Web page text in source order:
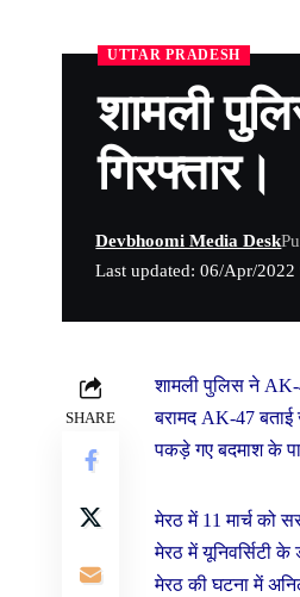
UTTAR PRADESH
शामली
गिरफ्तार।
Last updated: 06/Apr/
Devbhoomi Media Desk
SHARE
शामली पुलिस ने AK-
बरामद AK-47 बताई
पकड़े गए बदमाश के
मेरठ में 11 मार्च को
मेरठ में यूनिवर्सिटी
मेरठ की घटना में